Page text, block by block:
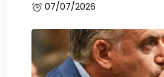
07/07/2026